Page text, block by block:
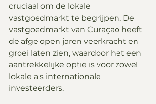
cruciaal om de lokale
vastgoedmarkt te begrijpen. De
vastgoedmarkt van Curaçao heeft
de afgelopen jaren veerkracht en
groei laten zien, waardoor het een
aantrekkelijke optie is voor zowel
lokale als internationale
investeerders.